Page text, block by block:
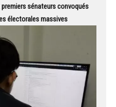
premiers sénateurs convoqués
électorales massives